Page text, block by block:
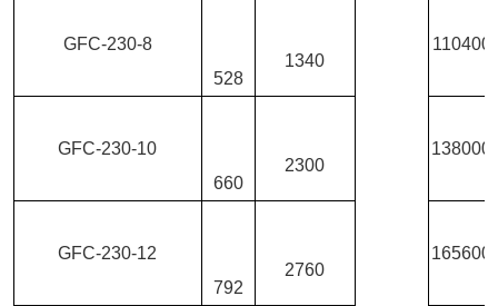
GFC-230-8
528
1340
110400
GFC-230-10
660
2300
138000
GFC-230-12
792
2760
165600